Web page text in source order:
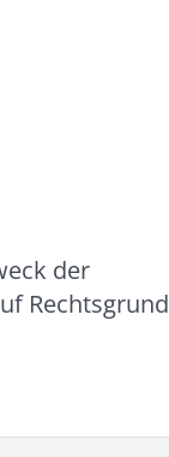
der